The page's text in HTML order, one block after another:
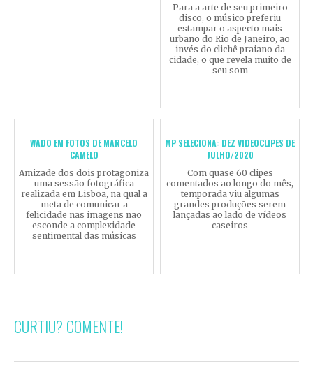
Para a arte de seu primeiro
disco, o músico preferiu
estampar o aspecto mais
urbano do Rio de Janeiro, ao
invés do clichê praiano da
cidade, o que revela muito de
seu som
WADO EM FOTOS DE MARCELO
CAMELO
Amizade dos dois protagoniza
uma sessão fotográfica
realizada em Lisboa, na qual a
meta de comunicar a
felicidade nas imagens não
esconde a complexidade
sentimental das músicas
MP SELECIONA: DEZ VIDEOCLIPES DE
JULHO/2020
Com quase 60 clipes
comentados ao longo do mês,
temporada viu algumas
grandes produções serem
lançadas ao lado de vídeos
caseiros
CURTIU? COMENTE!